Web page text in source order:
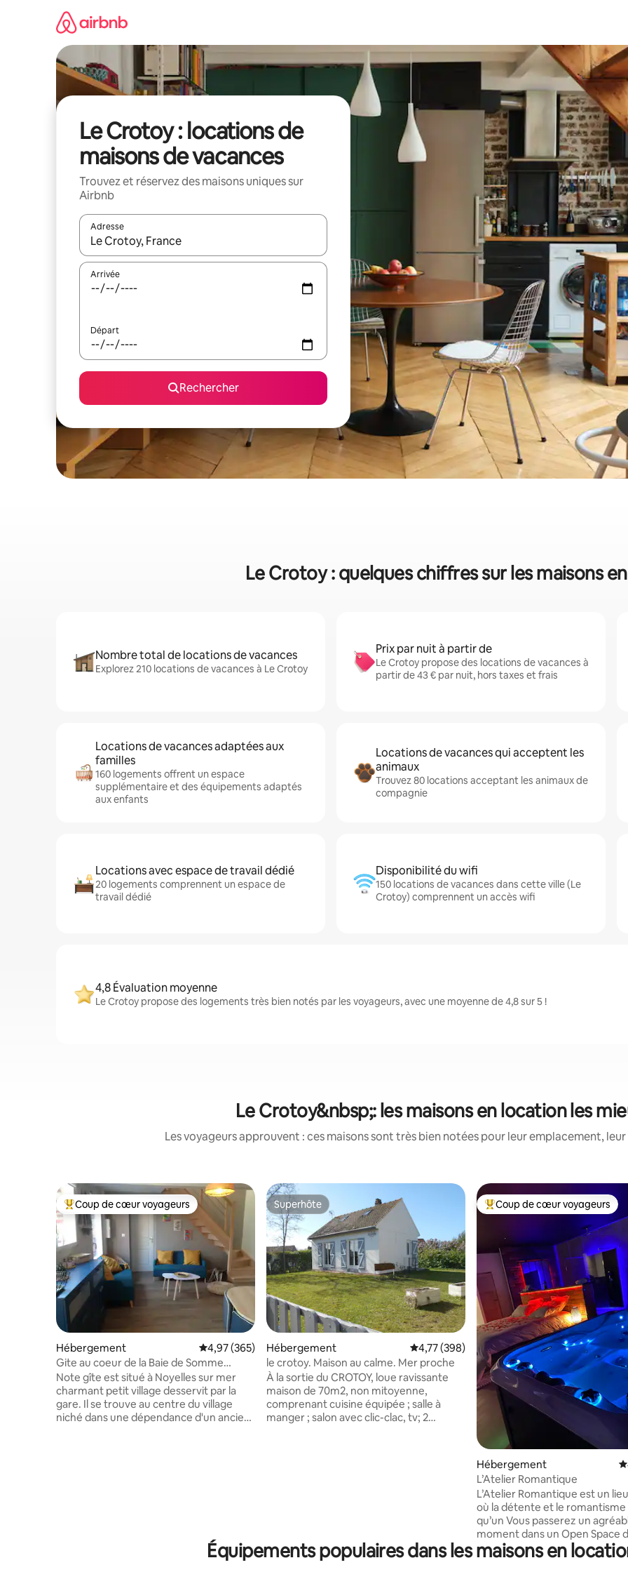
Le Crotoy : locations de
maisons de vacances
Trouvez et réservez des maisons uniques sur
Airbnb
Adresse
Lorsque les résultats s'affichent, utilisez les flèches vers le haut et vers le bas pour les parcourir ou en appuyant et en
Arrivée
Départ
Rechercher
Le Crotoy : quelques chiffres sur les maisons
Nombre total de locations de vacances
Explorez 210 locations de vacances à Le Crotoy
Prix par nuit à partir de
Le Crotoy propose des locations de vacances à
partir de 43 € par nuit, hors taxes et frais
Locations de vacances adaptées aux
familles
160 logements offrent un espace
supplémentaire et des équipements adaptés
aux enfants
Locations de vacances qui acceptent les
animaux
Trouvez 80 locations acceptant les animaux de
compagnie
Locations avec espace de travail dédié
20 logements comprennent un espace de
travail dédié
Disponibilité du wifi
150 locations de vacances dans cette ville (Le
Crotoy) comprennent un accès wifi
4,8 Évaluation moyenne
Le Crotoy propose des logements très bien notés par les voyageurs, avec une moyenne de 4,8 sur 5 !
Le Crotoy&nbsp;: les maisons en location les
Les voyageurs approuvent : ces maisons sont très bien notées pour leur emplacement,
Coups de cœur voyageurs les plus appréciés
Coup de cœur voyageurs
Hébergement Évaluation moyenne sur la base de 365 commentaires : 4,97 sur 5
4,97 (365)
Gite au coeur de la Baie de Somme
Noyelles sur mer
Note gîte est situé à Noyelles sur mer
charmant petit village desservit par la
gare. Il se trouve au centre du village
niché dans une dépendance d'un ancien
Falaises comme Mers, le Tréport. Nous
découvrir les beautés de notre Baie.
Superhôte
Superhôte
Hébergement Évaluation moyenne sur la base de 398
4,77 (398)
le crotoy. Maison au calme. Mer proche
À la sortie du CROTOY, loue ravissante
maison de 70m2, non mitoyenne,
comprenant cuisine équipée ; salle à
manger ; salon avec clic-clac, tv; 2
animaux ne sont pas acceptés.
Coups de cœur voyageurs les
Coup de cœur voyageurs
Hébergement
L’Atelier Romantique
L’Atelier Romantique est un
où la détente et le
qu’un Vous passerez un agréable
moment dans un Open Space
équipé d’une cuisine, douche,
Size,Sauna ,Spa Vous pourrez
Équipements populaires dans les maisons en